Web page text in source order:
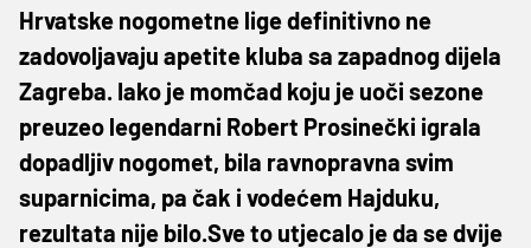
Hrvatske nogometne lige definitivno ne
zadovoljavaju apetite kluba sa zapadnog dijela
Zagreba. Iako je momčad koju je uoči sezone
preuzeo legendarni Robert Prosinečki igrala
dopadljiv nogomet, bila ravnopravna svim
suparnicima, pa čak i vodećem Hajduku,
rezultata nije bilo.Sve to utjecalo je da se dvije